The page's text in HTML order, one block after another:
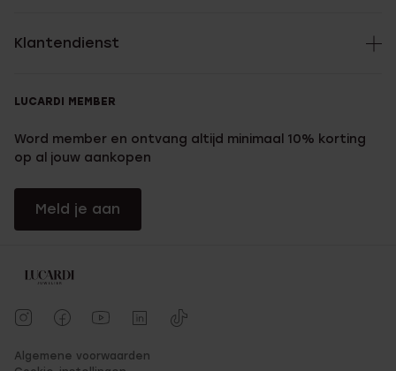
Klantendienst
LUCARDI MEMBER
Word member en ontvang altijd minimaal 10% korting
op al jouw aankopen
Meld je aan
Algemene voorwaarden